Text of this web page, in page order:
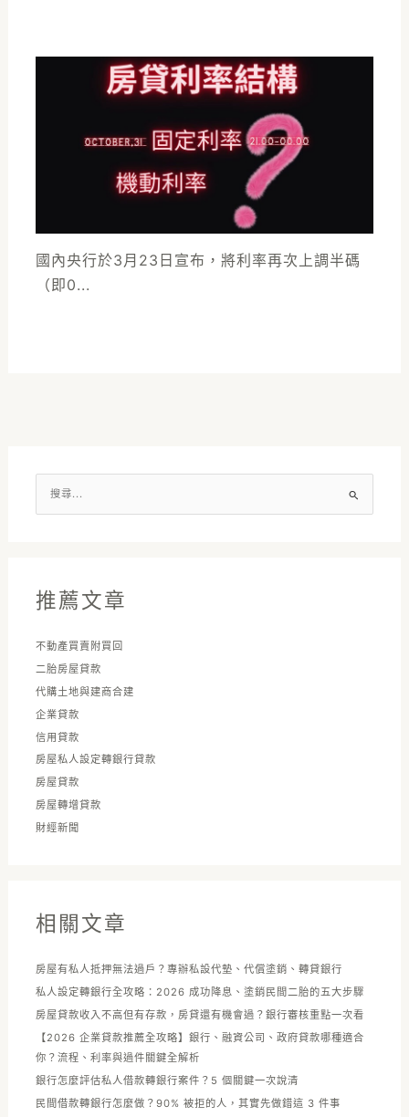
國內央行於3月23日宣布，將利率再次上調半碼
（即0...
尋
:推薦文章
不動產買賣附買回
二胎房屋貸款
代購土地與建商合建
企業貸款
信用貸款
房屋私人設定轉銀行貸款
房屋貸款
房屋轉增貸款
財經新聞
相關文章
房屋有私人抵押無法過戶？專辦私設代墊、代償塗銷、轉貸銀行
私人設定轉銀行全攻略：2026 成功降息、塗銷民間二胎的五大步驟
房屋貸款收入不高但有存款，房貸還有機會過？銀行審核重點一次看
【2026 企業貸款推薦全攻略】銀行、融資公司、政府貸款哪種適合
你？流程、利率與過件關鍵全解析
銀行怎麼評估私人借款轉銀行案件？5 個關鍵一次說清
民間借款轉銀行怎麼做？90% 被拒的人，其實先做錯這 3 件事